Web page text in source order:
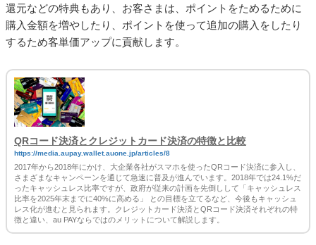
還元などの特典もあり、お客さまは、ポイントをためるために
購入金額を増やしたり、ポイントを使って追加の購入をしたり
するため客単価アップに貢献します。
QRコード決済とクレジットカード決済の特徴と比較
https://media.aupay.wallet.auone.jp/articles/8
2017年から2018年にかけ、大企業各社がスマホを使ったQRコード決済に参入し、
さまざまなキャンペーンを通じて急速に普及が進んでいます。2018年では24.1%だ
ったキャッシュレス比率ですが、政府が従来の計画を先倒しして「キャッシュレス
比率を2025年末までに40%に高める」 との目標を立てるなど、今後もキャッシュ
レス化が進むと見られます。クレジットカード決済とQRコード決済それぞれの特
徴と違い、au PAYならではのメリットについて解説します。